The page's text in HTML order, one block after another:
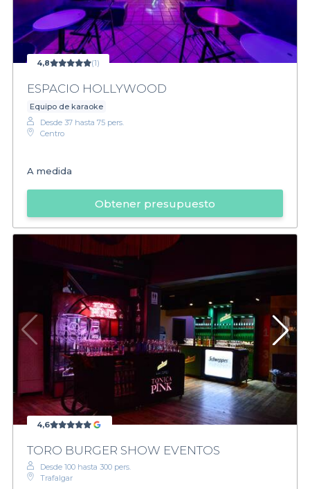
4,8 (1)
ESPACIO HOLLYWOOD
Equipo de karaoke
Desde 37 hasta 75 pers.
Centro
A medida
Obtener presupuesto
4,6
TORO BURGER SHOW EVENTOS
Desde 100 hasta 300 pers.
Trafalgar